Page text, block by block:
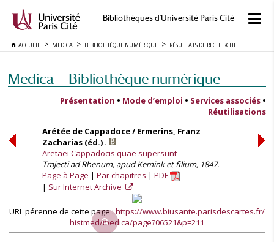
Bibliothèques d'Université Paris Cité
ACCUEIL MEDICA BIBLIOTHÈQUE NUMÉRIQUE RÉSULTATS DE RECHERCHE
Medica — Bibliothèque numérique
Présentation • Mode d’emploi • Services associés •
Réutilisations
Arétée de Cappadoce / Ermerins, Franz
Zacharias (éd.) .
Aretaei Cappadocis quae supersunt
Trajecti ad Rhenum, apud Kemink et filium, 1847.
Page à Page
Par chapitres
PDF
Sur Internet Archive
URL pérenne de cette page :https://www.biusante.parisdescartes.fr/
histmed/medica/page?06521&p=211